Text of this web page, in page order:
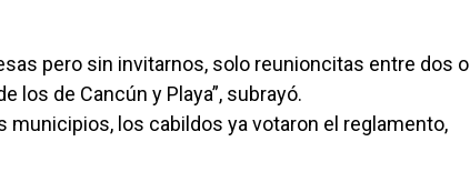
pero sin invitarnos, solo reunioncitas entre dos o
los de Cancún y Playa”, subrayó.
municipios, los cabildos ya votaron el reglamento,